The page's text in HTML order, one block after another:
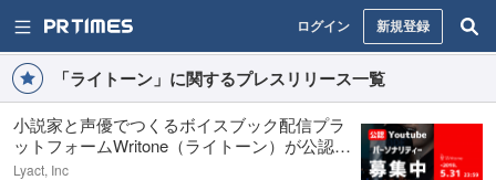
ログイン 新規登録
「ライトーン」に関するプレスリリース一覧
小説家と声優でつくるボイスブック配信プラ
ットフォームWritone（ライトーン）が公認
Youtubeパーソナリティーを募集！！
Lyact, Inc